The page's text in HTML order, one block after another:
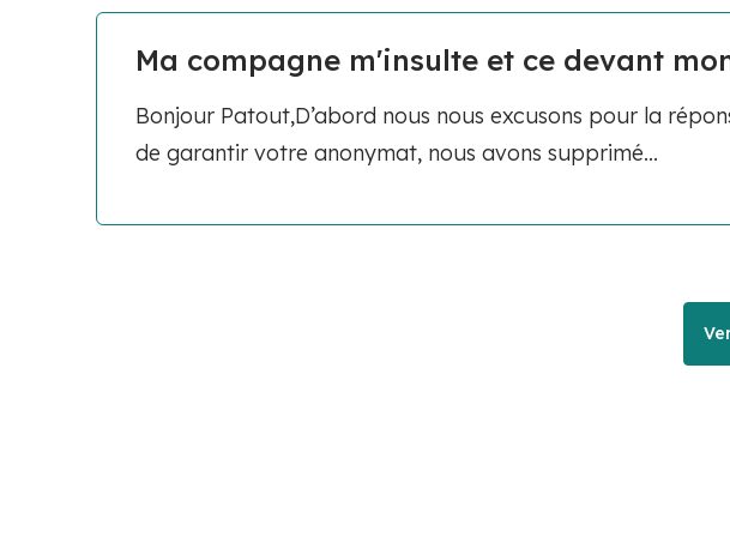
Ma compagne m'insulte et ce devant
Bonjour Patout,D’abord nous nous excusons pour la
de garantir votre anonymat, nous avons supprimé...